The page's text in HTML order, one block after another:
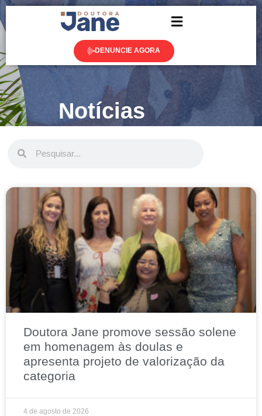
DENUNCIE AGORA
Notícias
Doutora Jane promove sessão solene
em homenagem às doulas e
apresenta projeto de valorização da
categoria
4 de agosto de 2026